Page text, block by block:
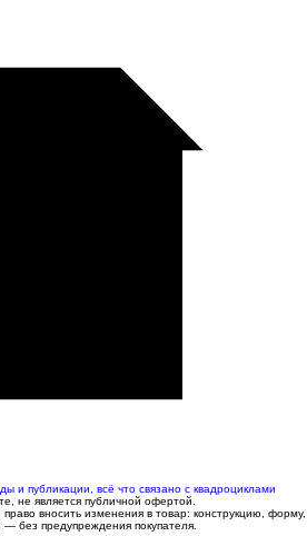
и публикации, всё что связано с квадроциклами
не является публичной офертой.
вносить изменения в товар: конструкцию, форму,
— без предупреждения покупателя.